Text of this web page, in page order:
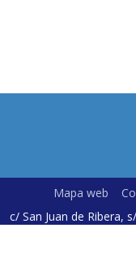
Mapa web
c/ San Juan de Ribera,